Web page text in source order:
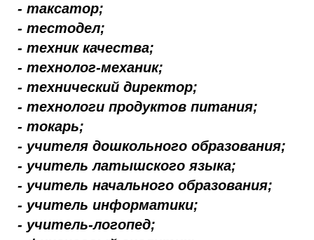
- таксатор;
- тестодел;
- техник качества;
- технолог-механик;
- технический директор;
- технологи продуктов питания;
- токарь;
- учителя дошкольного образования;
- учитель латышского языка;
- учитель начального образования;
- учитель информатики;
- учитель-логопед;